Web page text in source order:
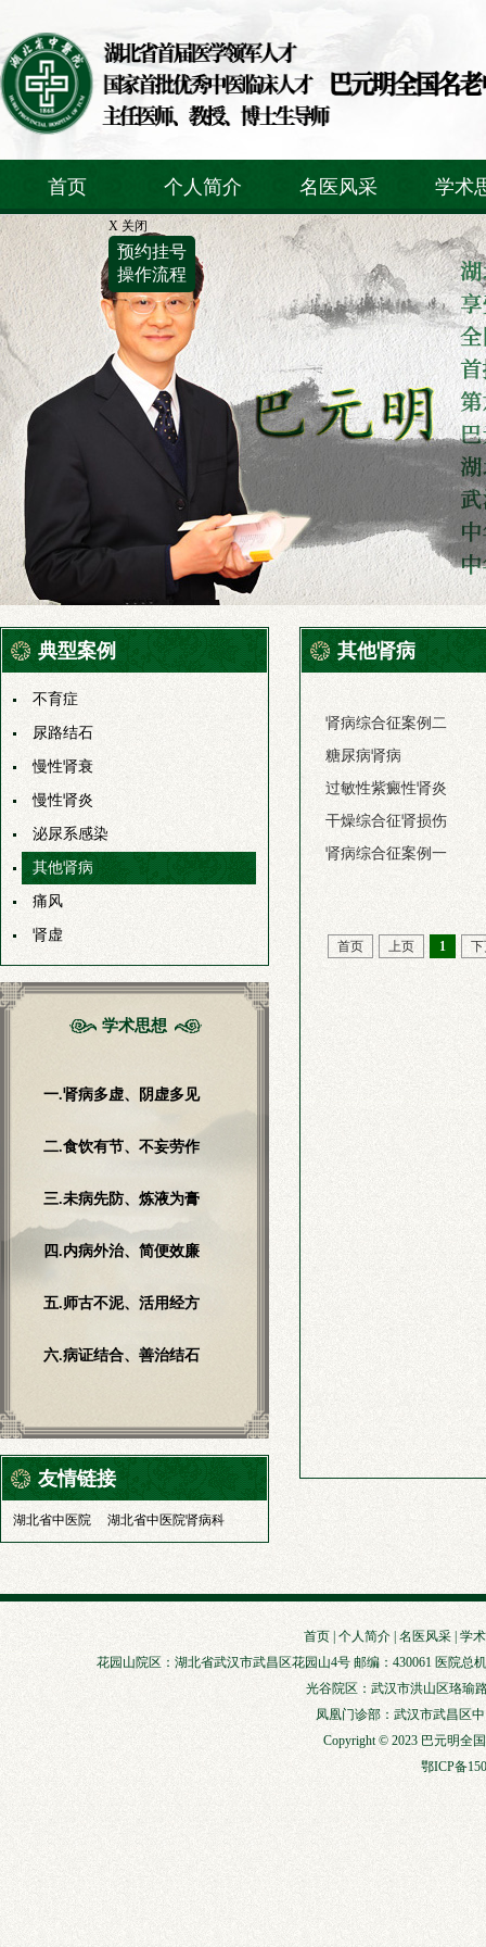
首页 个人简介 名医风采 学术
典型案例
不育症
尿路结石
慢性肾衰
慢性肾炎
泌尿系感染
其他肾病
痛风
肾虚
学术思想
一.肾病多虚、阴虚多见
二.食饮有节、不妄劳作
三.未病先防、炼液为膏
四.内病外治、简便效廉
五.师古不泥、活用经方
六.病证结合、善治结石
友情链接
湖北省中医院 湖北省中医院肾病科
其他肾病
肾病综合征案例二
糖尿病肾病
过敏性紫癜性肾炎
干燥综合征肾损伤
肾病综合征案例一
首页 上页 1
首页 个人简介 |名医风采 学
花园山院区：湖北省武汉市武昌区花园山4号 邮编：430061 医院总机
光谷院区：武汉市洪山区珞瑜
凤凰门诊部：武汉市武昌区
Copyright © 2023 巴元明全
鄂ICP备
X 关闭
预约挂号
操作流程